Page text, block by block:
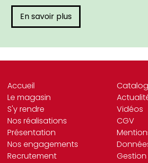
En savoir plus
Accueil
Le magasin
S'y rendre
Nos réalisations
Présentation
Nos engagements
Recrutement
Vidéos
CGV